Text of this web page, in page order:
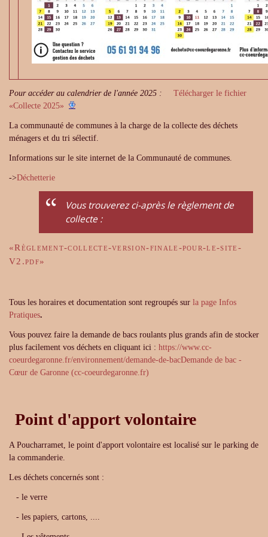
Pour accéder au calendrier de l'année 2025 :
Télécharger le fichier
«Collecte 2025»
La communauté de communes à la charge de la collecte des déchets
ménagers et du tri sélectif.
Informations sur le site internet de la Communauté de communes.
->Déchetterie
Vous trouverez ci-après le règlement de
collecte :
«Règlement-collecte-version-finale-pour-le-site-
V2.pdf»
Tous les horaires et documentation sont regroupés sur la page Infos
Pratiques.
Vous pouvez faire la demande de bacs roulants plus grands afin de stocker
plus facilement vos déchets en cliquant ici : https://www.cc-
coeurdegaronne.fr/environnement/demande-de-bacDemande de bac -
Cœur de Garonne (cc-coeurdegaronne.fr)
Point d'apport volontaire
A Poucharramet, le point d'apport volontaire est localisé sur le parking de
la commanderie.
Les déchets concernés sont :
- le verre
- les papiers, cartons, ....